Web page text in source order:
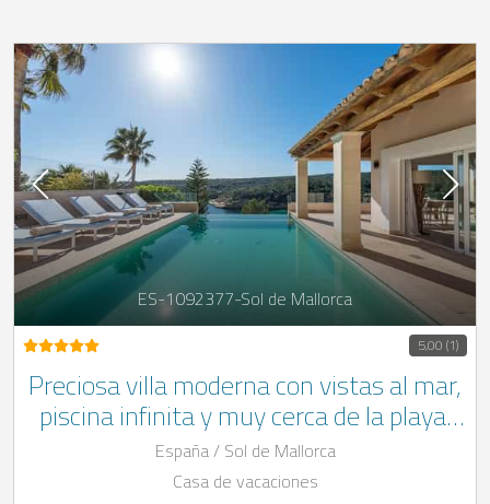
ES-1092377-Sol de Mallorca
5,00 (1)
Preciosa villa moderna con vistas al mar,
piscina infinita y muy cerca de la playa,
en Sol de Mallorca, Calviá.
España / Sol de Mallorca
Casa de vacaciones